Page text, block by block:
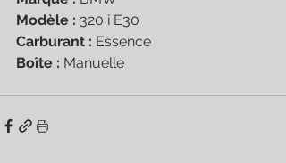
Modèle : 320 i E30
Carburant : Essence
Boîte : Manuelle